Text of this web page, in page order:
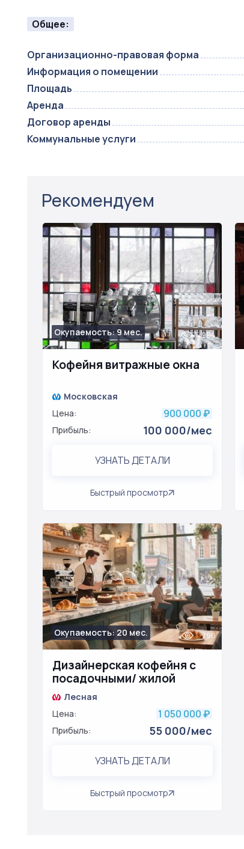
Общее:
Организационно-правовая форма
Информация о помещении
Площадь
Аренда
Договор аренды
Коммунальные услуги
Рекомендуем
Кофейня витражные окна
Окупаемость: 9 мес. 904
Московская
Цена:
900 000 ₽
Прибыль: 100 000/мес
УЗНАТЬ ДЕТАЛИ
Быстрый просмотр
Дизайнерская кофейня с
посадочными/ жилой
квартал
Окупаемость: 20 мес. 796
Лесная
Цена:
1 050 000 ₽
Прибыль: 55 000/мес
УЗНАТЬ ДЕТАЛИ
Быстрый просмотр